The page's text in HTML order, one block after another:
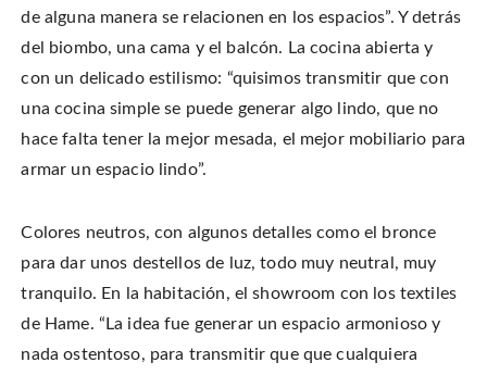
de alguna manera se relacionen en los espacios”. Y detrás
del biombo, una cama y el balcón. La cocina abierta y
con un delicado estilismo: “quisimos transmitir que con
una cocina simple se puede generar algo lindo, que no
hace falta tener la mejor mesada, el mejor mobiliario para
armar un espacio lindo”.
Colores neutros, con algunos detalles como el bronce
para dar unos destellos de luz, todo muy neutral, muy
tranquilo. En la habitación, el showroom con los textiles
de Hame. “La idea fue generar un espacio armonioso y
nada ostentoso, para transmitir que que cualquiera